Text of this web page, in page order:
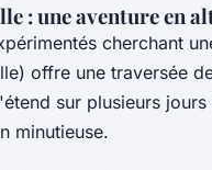
: une aventure en
cherchant
offre une traversée
sur plusieurs
minutieuse.